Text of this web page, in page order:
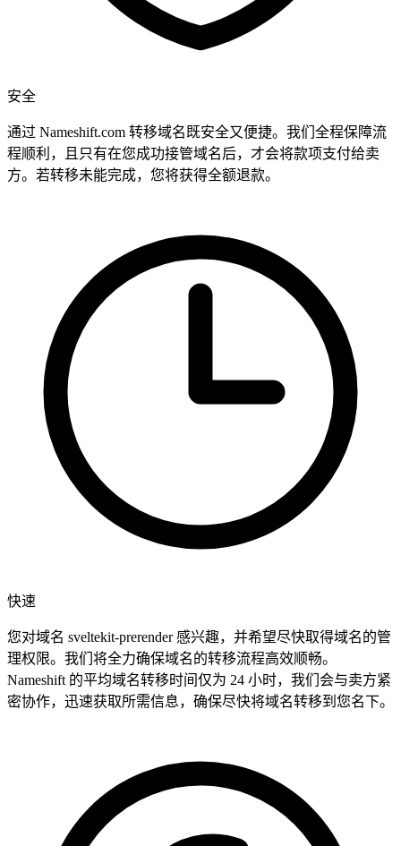
安全
通过 Nameshift.com 转移域名既安全又便捷。我们全程保障流
程顺利，且只有在您成功接管域名后，才会将款项支付给卖
方。若转移未能完成，您将获得全额退款。
快速
您对域名 sveltekit-prerender 感兴趣，并希望尽快取得域名的管
理权限。我们将全力确保域名的转移流程高效顺畅。
Nameshift 的平均域名转移时间仅为 24 小时，我们会与卖方紧
密协作，迅速获取所需信息，确保尽快将域名转移到您名下。